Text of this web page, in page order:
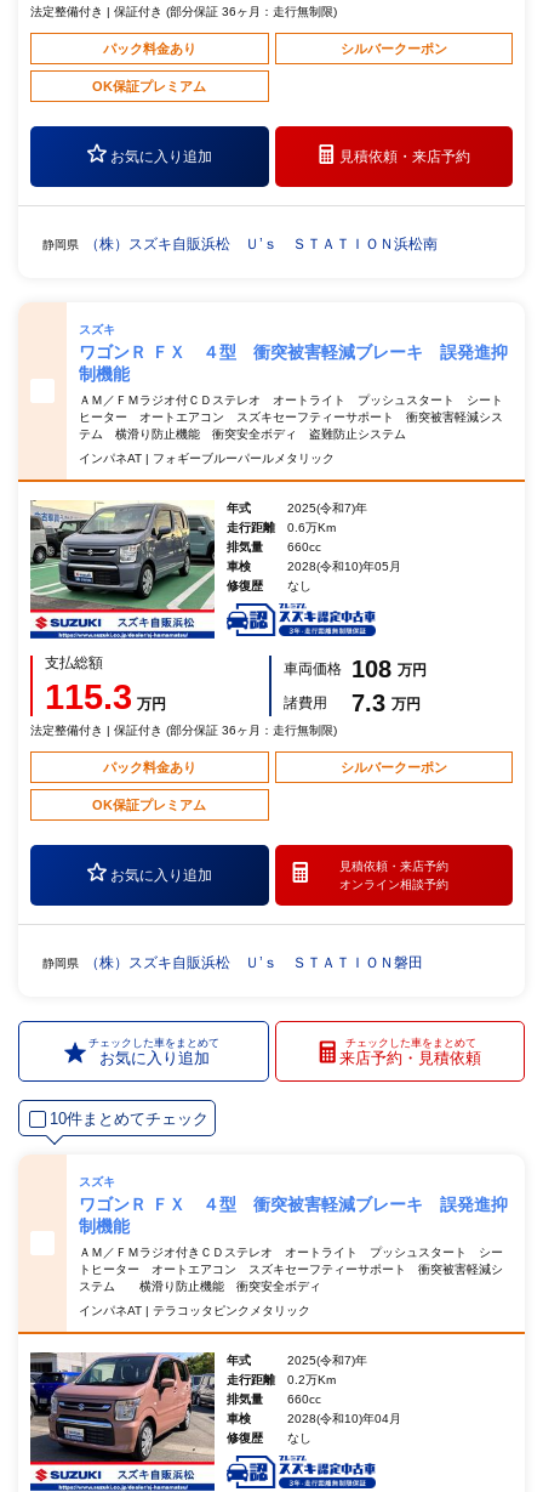
法定整備付き | 保証付き (部分保証 36ヶ月：走行無制限)
パック料金あり シルバークーポン
OK保証プレミアム
お気に入り追加 見積依頼・来店予約
静岡県 （株）スズキ自販浜松 Ｕ’ｓ ＳＴＡＴＩＯＮ浜松南
スズキ
ワゴンＲ ＦＸ ４型 衝突被害軽減ブレーキ 誤発進抑
制機能
ＡＭ／ＦＭラジオ付ＣＤステレオ オートライト プッシュスタート シート
ヒーター オートエアコン スズキセーフティーサポート 衝突被害軽減シス
テム 横滑り防止機能 衝突安全ボディ 盗難防止システム
インパネAT | フォギーブルーパールメタリック
年式
2025(令和7)年
走行距離
0.6万Km
排気量
660cc
車検
2028(令和10)年05月
修復歴
なし
支払総額
115.3 万円
車両価格 108 万円
諸費用
7.3 万円
法定整備付き | 保証付き (部分保証 36ヶ月：走行無制限)
パック料金あり シルバークーポン
OK保証プレミアム
お気に入り追加
見積依頼・ 来店予約
オンライン相談予約
静岡県 （株）スズキ自販浜松 Ｕ’ｓ ＳＴＡＴＩＯＮ磐田
チェックした車をまとめて
お気に入り追加
チェックした車をまとめて
来店予約・見積依頼
10件まとめてチェック
スズキ
ワゴンＲ ＦＸ ４型 衝突被害軽減ブレーキ 誤発進抑
制機能
ＡＭ／ＦＭラジオ付きＣＤステレオ オートライト プッシュスタート シー
トヒーター オートエアコン スズキセーフティーサポート 衝突被害軽減シ
ステム 横滑り防止機能 衝突安全ボディ
インパネAT | テラコッタピンクメタリック
年式
2025(令和7)年
走行距離
0.2万Km
排気量
660cc
車検
2028(令和10)年04月
修復歴
なし